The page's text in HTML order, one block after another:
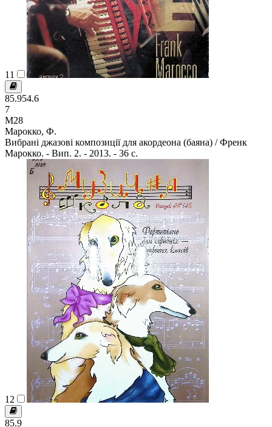
11
85.954.6
7
М28
Марокко, Ф.
Вибрані джазові композиції для акордеона (баяна) / Френк
Марокко. - Вип. 2. - 2013. - 36 с.
12
85.9